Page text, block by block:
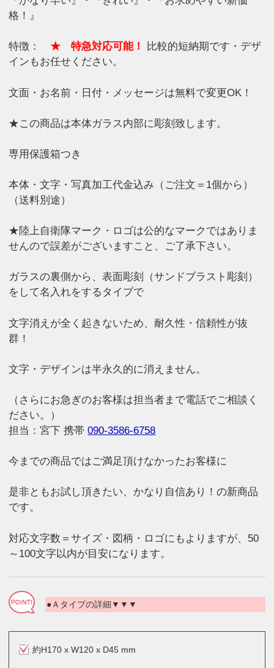
格！』
特徴：★ 特急対応可能！
比較的短納期です・デザ
インもお任せください。
文面・お名前・日付・メッセージは無料で変更OK！
★この商品は本体ガラス内部に彫刻致します。
専用保護箱つき
本体・文字・写真加工代金込み（ご注文＝1個から）
（送料別途）
★陸上自衛隊マーク・ロゴは公的なマークではありま
せんので誤差がございますこと、ご了承下さい。
ガラスの裏側から、表面彫刻（サンドブラスト彫刻）
をして名入れをするタイプで
文字消えが全く起きないため、耐久性・信頼性が抜
群！
文字・デザインは半永久的に消えません。
（さらにお急ぎのお客様は担当者まで電話でご相談く
ださい。）
担当：宮下 携帯090-3586-6758
今までの商品ではご満足頂けなかったお客様に
是非ともお試し頂きたい、かなり自信あり！の新商品
です。
対応文字数＝サイズ・図柄・ロゴにもよりますが、50
～100文字以内が目安になります。
●Ａタイプの詳細▼▼▼
約H170 x W120 x D45 mm